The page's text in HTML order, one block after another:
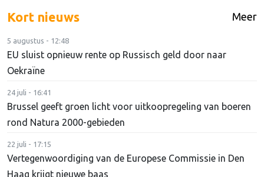
Kort nieuws Meer
5 augustus - 12:48
EU sluist opnieuw rente op Russisch geld door naar
Oekraïne
24 juli - 16:41
Brussel geeft groen licht voor uitkoopregeling van boeren
rond Natura 2000-gebieden
22 juli - 17:15
Vertegenwoordiging van de Europese Commissie in Den
Haag krijgt nieuwe baas